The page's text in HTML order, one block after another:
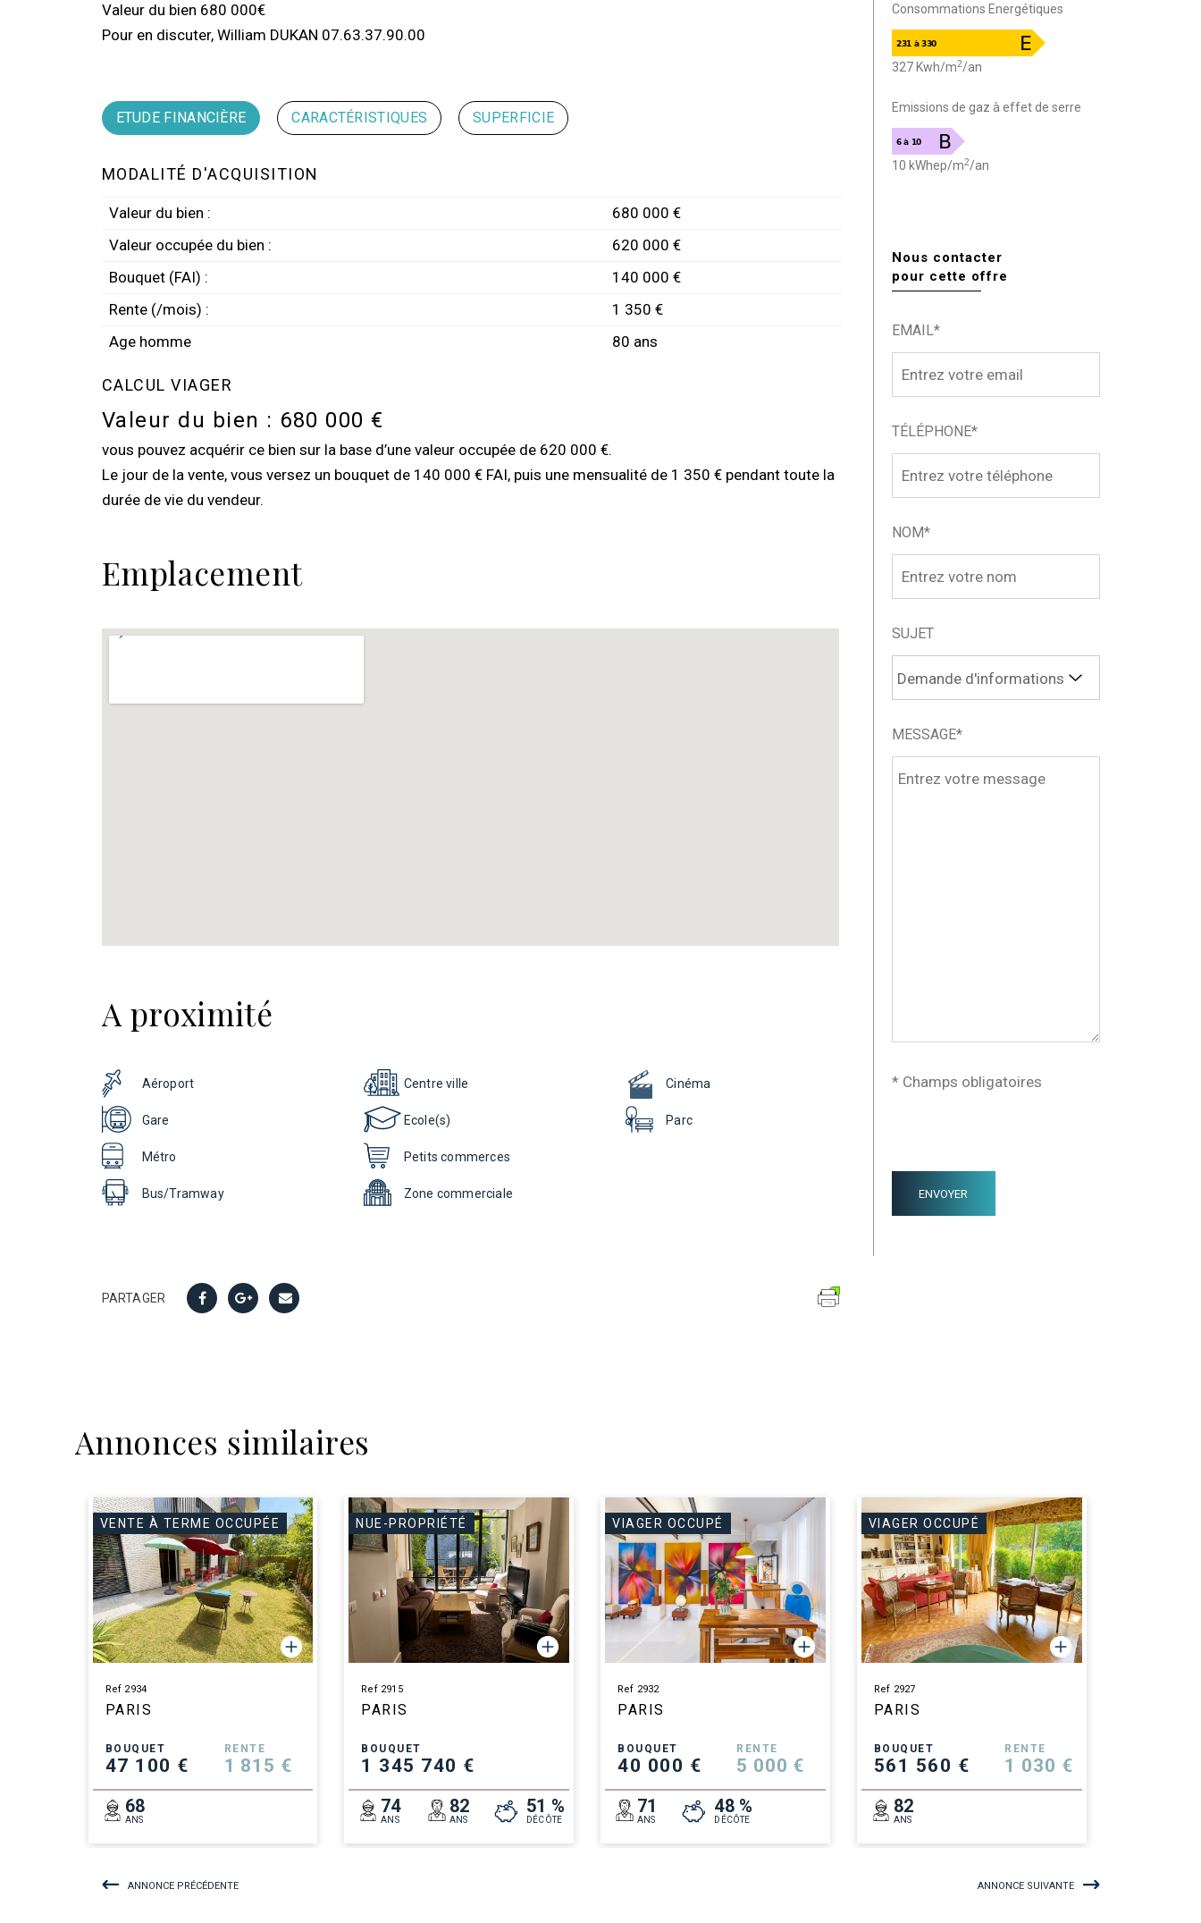
Valeur du bien 680 000€
Pour en discuter, William DUKAN 07.63.37.90.00
ETUDE FINANCIÈRE CARACTÉRISTIQUES SUPERFICIE
MODALITÉ D'ACQUISITION
Valeur du bien :
680 000 €
Valeur occupée du bien :
620 000 €
Bouquet (FAI) :
140 000 €
Rente (/mois) :
1 350 €
Age homme
80 ans
CALCUL VIAGER
Valeur du bien : 680 000 €
vous pouvez acquérir ce bien sur la base d’une valeur occupée de 620 000 €.
Le jour de la vente, vous versez un bouquet de 140 000 € FAI, puis une mensualité de 1 350 € pendant toute la
durée de vie du vendeur.
Emplacement
A proximité
Aéroport
Gare
Métro
Bus/Tramway
Centre ville
Ecole(s)
Petits commerces
Zone commerciale
Cinéma
Parc
Consommations Energétiques
327 Kwh/m2/an
Emissions de gaz à effet de serre
10 kWhep/m2/an
Nous contacter
pour cette offre
EMAIL*
TÉLÉPHONE*
NOM*
SUJET
MESSAGE*
* Champs obligatoires
PARTAGER
Annonces similaires
VENTE À TERME OCCUPÉE
Ref 2934
PARIS
BOUQUET
47 100 €
RENTE
1 815 €
68
ANS
NUE-PROPRIÉTÉ
Ref 2915
PARIS
BOUQUET
1 345 740 €
74
ANS
82
ANS
51 %
DÉCÔTE
VIAGER OCCUPÉ
Ref 2932
PARIS
BOUQUET
40 000 €
RENTE
5 000 €
71
ANS
48 %
DÉCÔTE
VIAGER OCCUPÉ
Ref 2927
PARIS
BOUQUET
561 560 €
RENTE
1 030 €
82
ANS
ANNONCE PRÉCÉDENTE ANNONCE SUIVANTE